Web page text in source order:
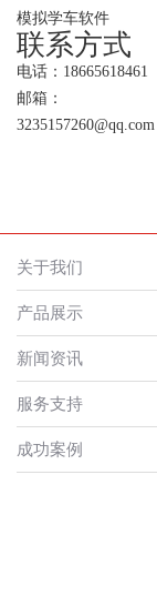
模拟学车软件
联系方式
电话：18665618461
邮箱：
3235157260@qq.com
关于我们
产品展示
新闻资讯
服务支持
成功案例